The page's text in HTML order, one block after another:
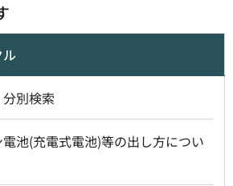
ル
別検索
池(充電式電池)等の出し方につい